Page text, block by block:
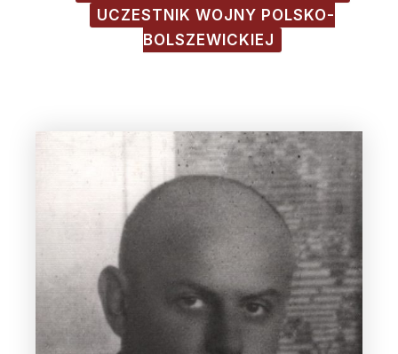
UCZESTNIK WOJNY POLSKO-
BOLSZEWICKIEJ